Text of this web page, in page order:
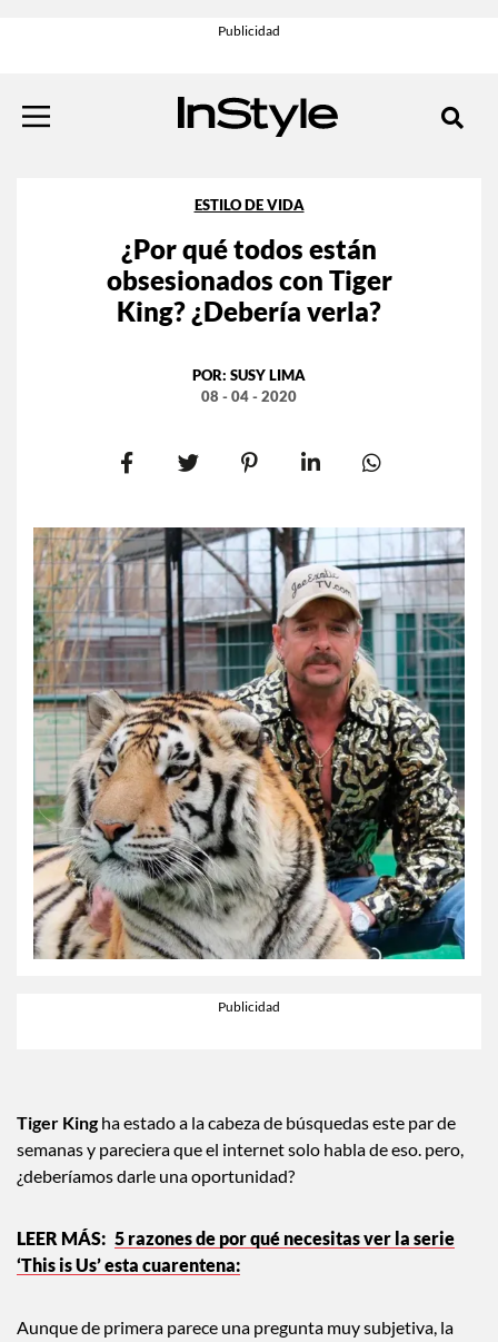
ESTILO DE VIDA
¿Por qué todos están
obsesionados con Tiger
King? ¿Debería verla?
POR: SUSY LIMA
08 - 04 - 2020
Tiger King ha estado a la cabeza de búsquedas este par de
semanas y pareciera que el internet solo habla de eso. pero,
¿deberíamos darle una oportunidad?
5 razones de por qué necesitas ver la serie
‘This is Us’ esta cuarentena:
Aunque de primera parece una pregunta muy subjetiva, la